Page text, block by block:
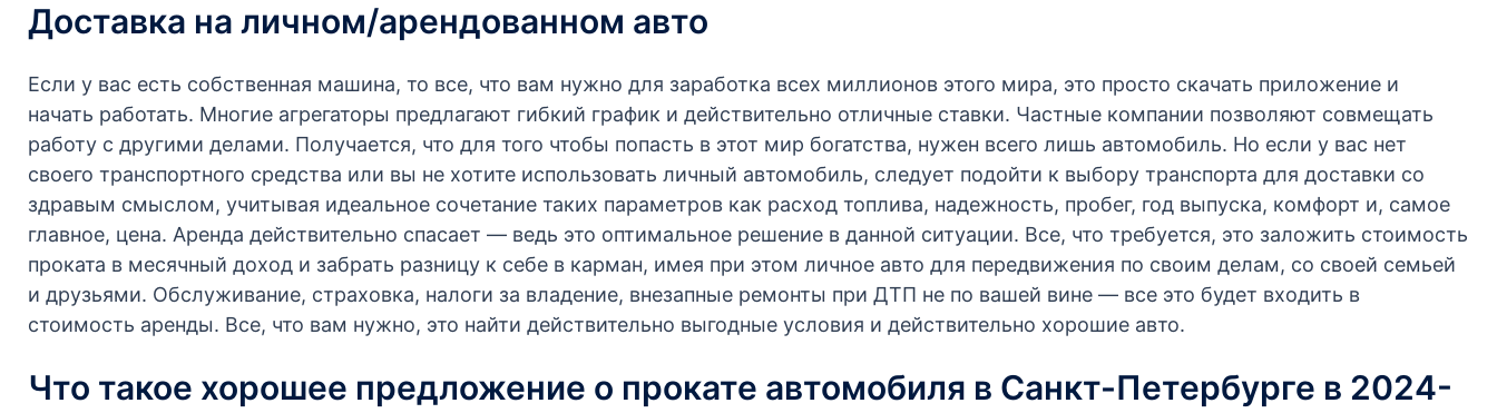
Доставка на личном/арендованном авто
Если у вас есть собственная машина, то все, что вам нужно для заработка всех миллионов этого мира, это просто скачать приложение и
начать работать. Многие агрегаторы предлагают гибкий график и действительно отличные ставки. Частные компании позволяют совмещать
работу с другими делами. Получается, что для того чтобы попасть в этот мир богатства, нужен всего лишь автомобиль. Но если у вас нет
своего транспортного средства или вы не хотите использовать личный автомобиль, следует подойти к выбору транспорта для доставки со
здравым смыслом, учитывая идеальное сочетание таких параметров как расход топлива, надежность, пробег, год выпуска, комфорт и, самое
главное, цена. Аренда действительно спасает — ведь это оптимальное решение в данной ситуации. Все, что требуется, это заложить стоимость
проката в месячный доход и забрать разницу к себе в карман, имея при этом личное авто для передвижения по своим делам, со своей семьей
и друзьями. Обслуживание, страховка, налоги за владение, внезапные ремонты при ДТП не по вашей вине — все это будет входить в
стоимость аренды. Все, что вам нужно, это найти действительно выгодные условия и действительно хорошие авто.
Что такое хорошее предложение о прокате автомобиля в Санкт-Петербурге в 2024-